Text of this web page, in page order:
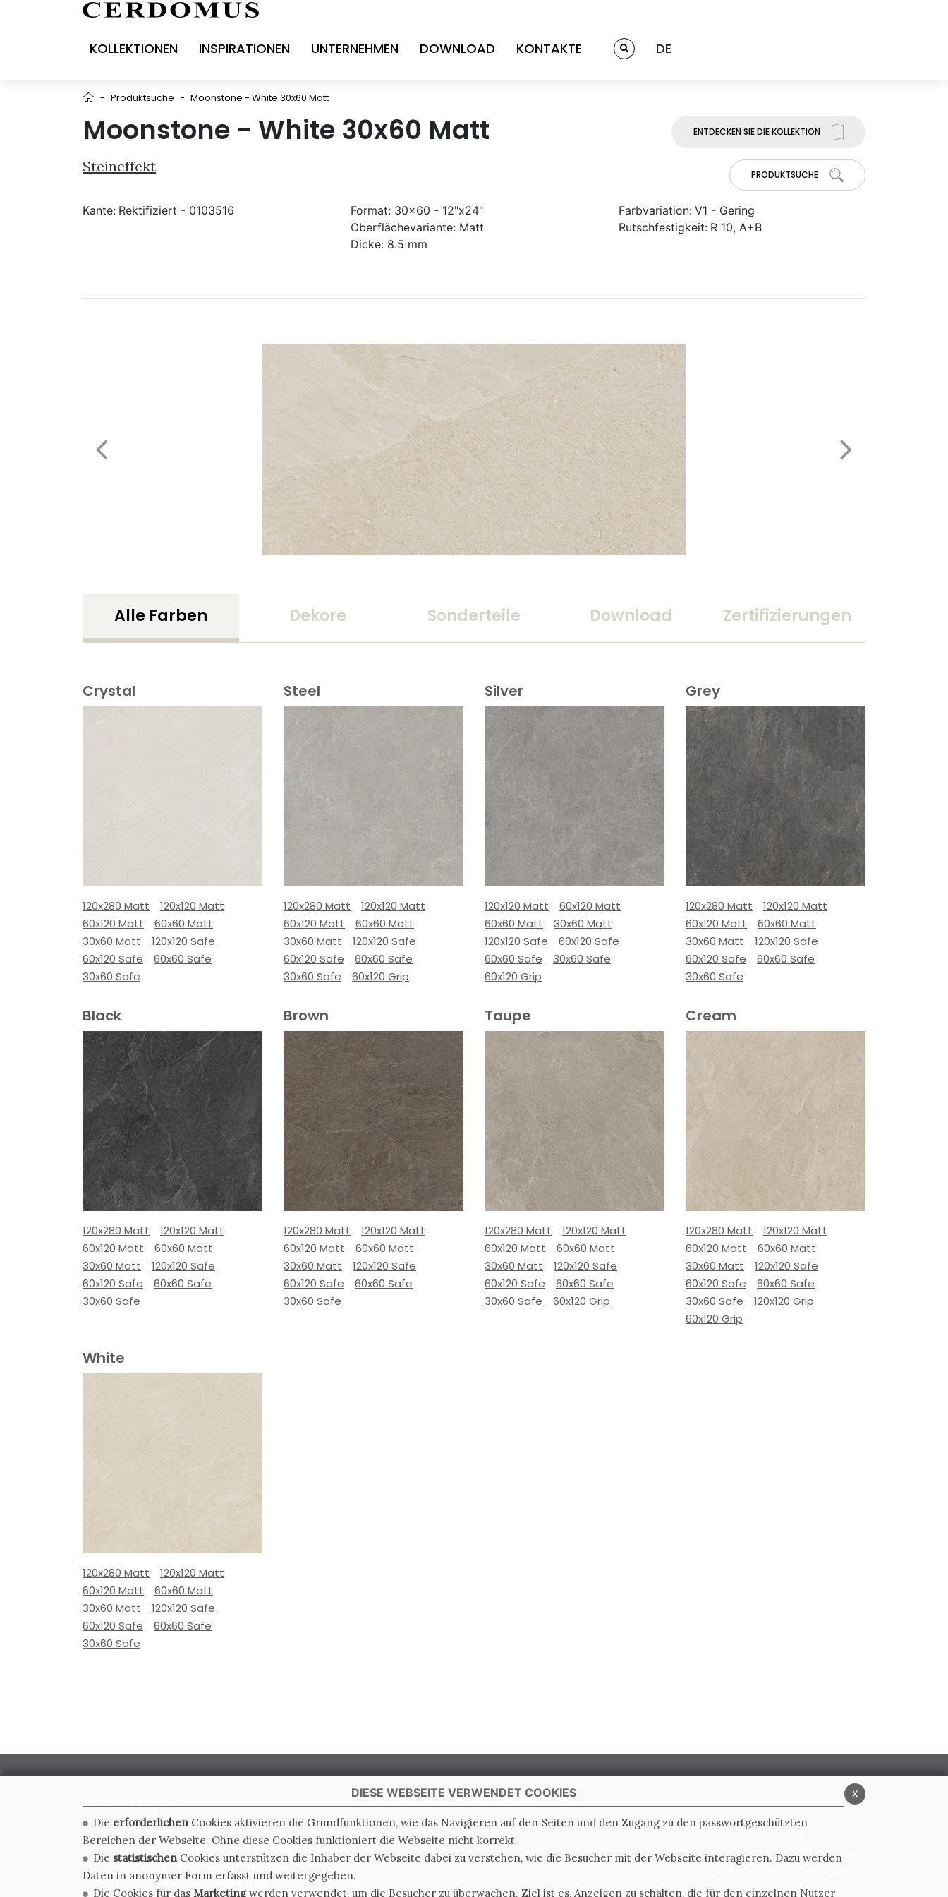
KOLLEKTIONEN INSPIRATIONEN UNTERNEHMEN DOWNLOAD KONTAKTE DE
- Produktsuche - Moonstone - White 30x60 Matt
Moonstone - White 30x60 Matt
Steineffekt
ENTDECKEN SIE DIE KOLLEKTION
PRODUKTSUCHE
Kante: Rektifiziert - 0103516 Format: 30x60 - 12"x24"
Oberflächevariante: Matt
Dicke: 8.5 mm
Farbvariation: V1 - Gering
Rutschfestigkeit: R 10, A+B
Alle Farben Dekore Sonderteile Download Zertifizierungen
Crystal
120x280 Matt
120x120 Matt
60x120 Matt
60x60 Matt
30x60 Matt
120x120 Safe
60x120 Safe
60x60 Safe
30x60 Safe
Steel
120x280 Matt
120x120 Matt
60x120 Matt
60x60 Matt
30x60 Matt
120x120 Safe
60x120 Safe
60x60 Safe
30x60 Safe
60x120 Grip
Silver
120x120 Matt
60x120 Matt
60x60 Matt
30x60 Matt
120x120 Safe
60x120 Safe
60x60 Safe
30x60 Safe
60x120 Grip
Grey
120x280 Matt
120x120 Matt
60x120 Matt
60x60 Matt
30x60 Matt
120x120 Safe
60x120 Safe
60x60 Safe
30x60 Safe
Black
120x280 Matt
120x120 Matt
60x120 Matt
60x60 Matt
30x60 Matt
120x120 Safe
60x120 Safe
60x60 Safe
30x60 Safe
Brown
120x280 Matt
120x120 Matt
60x120 Matt
60x60 Matt
30x60 Matt
120x120 Safe
60x120 Safe
60x60 Safe
30x60 Safe
Taupe
120x280 Matt
120x120 Matt
60x120 Matt
60x60 Matt
30x60 Matt
120x120 Safe
60x120 Safe
60x60 Safe
30x60 Safe
60x120 Grip
Cream
120x280 Matt
120x120 Matt
60x120 Matt
60x60 Matt
30x60 Matt
120x120 Safe
60x120 Safe
60x60 Safe
30x60 Safe
120x120 Grip
60x120 Grip
White
120x280 Matt
120x120 Matt
60x120 Matt
60x60 Matt
30x60 Matt
120x120 Safe
60x120 Safe
60x60 Safe
30x60 Safe
CERDOMUS S.R.L.
Via Emilia Ponente, 1000 - 48014 Castel Bolognese (RA) Italy
Tel. +39.0546.652111 - Email: info@cerdomus.com
Codice Fiscale e numero iscrizione al registro imprese di Ravenna
Cookie Policy
Whistleblowing
x
DIESE WEBSEITE VERWENDET COOKIES
Die erforderlichen Cookies aktivieren die Grundfunktionen, wie das Navigieren auf den Seiten und den Zugang zu den passwortgeschützten
Bereichen der Webseite. Ohne diese Cookies funktioniert die Webseite nicht korrekt.
Die statistischen Cookies unterstützen die Inhaber der Webseite dabei zu verstehen, wie die Besucher mit der Webseite interagieren. Dazu werden
Daten in anonymer Form erfasst und weitergegeben.
Die Cookies für das Marketingwerden verwendet, um die Besucher zu überwachen. Ziel ist es, Anzeigen zu schalten, die für den einzelnen Nutzer